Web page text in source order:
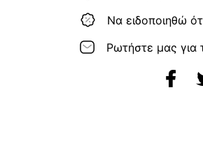
Να ειδοποιηθώ
Ρωτήστε μας για